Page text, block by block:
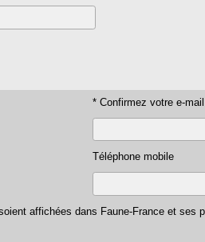
* Confirmez votre e-mail
Téléphone mobile
affichées dans Faune-France et